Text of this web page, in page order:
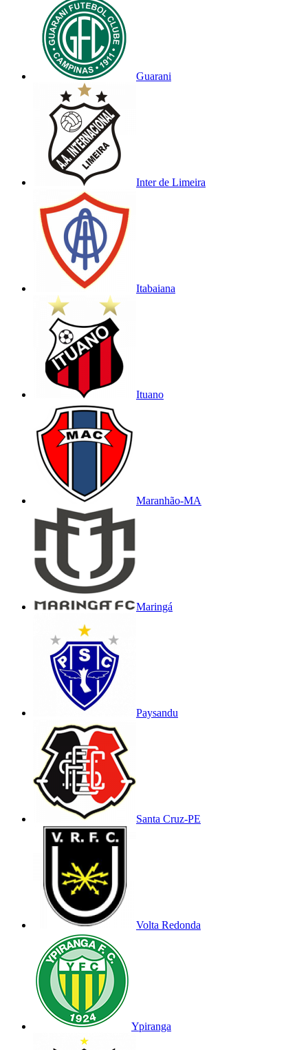
Guarani
Inter de Limeira
Itabaiana
Ituano
Maranhão-MA
Maringá
Paysandu
Santa Cruz-PE
Volta Redonda
Ypiranga